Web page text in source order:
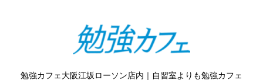
勉強カフェ大阪江坂ローソン店内｜自習室よりも勉強カフェ